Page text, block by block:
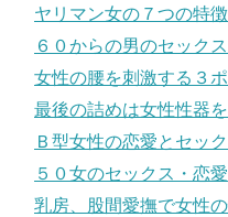
ヤリマン女の７つの特
６０からの男のセック
女性の腰を刺激する３
最後の詰めは女性性器
Ｂ型女性の恋愛とセッ
５０女のセックス・恋愛
乳房、股間愛撫で女性